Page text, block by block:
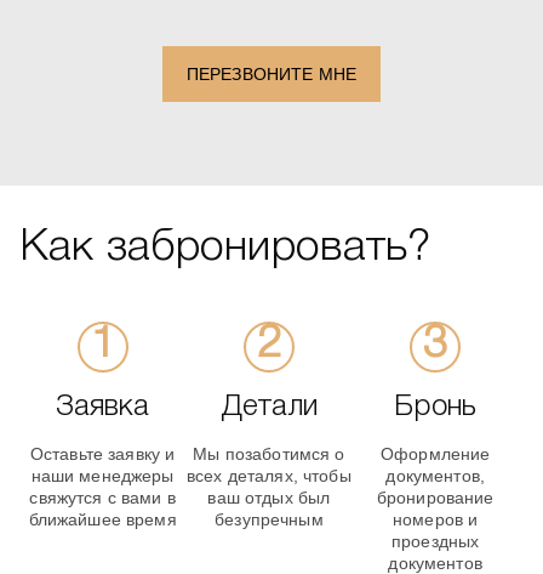
ПЕРЕЗВОНИТЕ МНЕ
Как забронировать?
Заявка
Оставьте заявку и
наши менеджеры
свяжутся с вами в
ближайшее время
Детали
Мы позаботимся о
всех деталях, чтобы
ваш отдых был
безупречным
Бронь
Оформление
документов,
бронирование
номеров и
проездных
документов